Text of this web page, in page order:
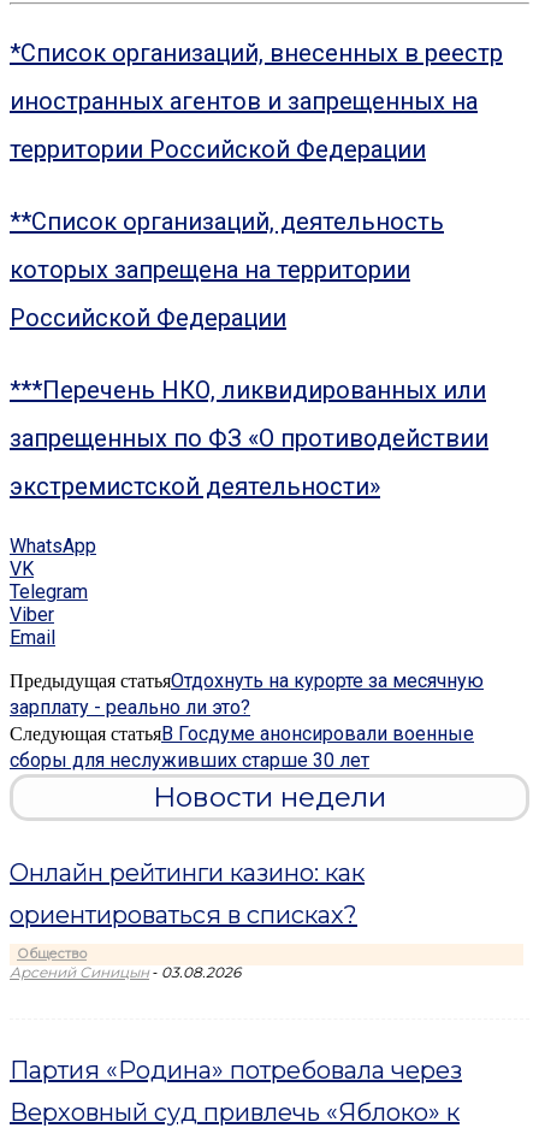
*Список организаций, внесенных в реестр
иностранных агентов и запрещенных на
территории Российской Федерации
**Список организаций, деятельность
которых запрещена на территории
Российской Федерации
***Перечень НКО, ликвидированных или
запрещенных по ФЗ «О противодействии
экстремистской деятельности»
WhatsApp
VK
Telegram
Viber
Email
Предыдущая статьяОтдохнуть на курорте за месячную
зарплату - реально ли это?
Следующая статьяВ Госдуме анонсировали военные
сборы для неслуживших старше 30 лет
Новости недели
Онлайн рейтинги казино: как
ориентироваться в списках?
Общество
Арсений Синицын - 03.08.2026
Партия «Родина» потребовала через
Верховный суд привлечь «Яблоко» к